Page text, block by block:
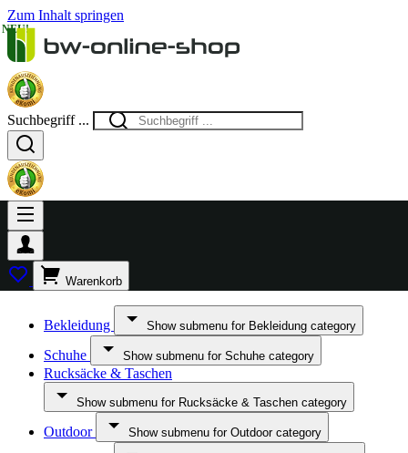
Zum Inhalt springen
Suchbegriff ...
Warenkorb
Bekleidung Show submenu for Bekleidung category
Schuhe Show submenu for Schuhe category
Rucksäcke & Taschen
Show submenu for Rucksäcke & Taschen category
Outdoor Show submenu for Outdoor category
NEU!
NEU!
NEU!
NEU!
NEU!
NEU!
NEU!
NEU!
NEU!
NEU!
NEU!
NEU!
NEU!
NEU!
NEU!
NEU!